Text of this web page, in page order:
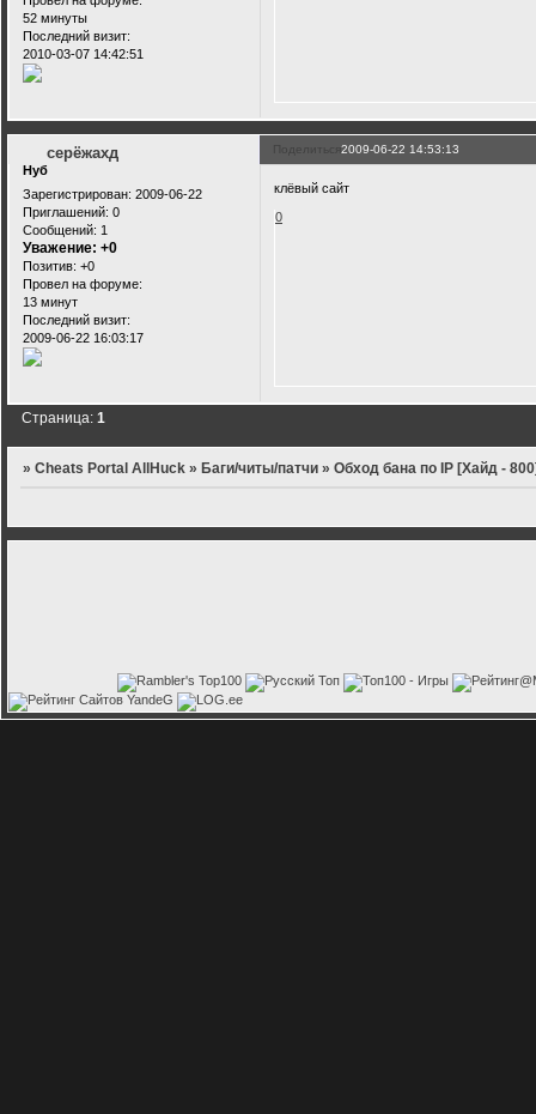
52 минуты
Последний визит:
2010-03-07 14:42:51
Поделиться2009-06-22 14:53:13
серёжахд
Нуб
Зарегистрирован: 2009-06-22
Приглашений: 0
Сообщений: 1
Уважение: +0
Позитив: +0
Провел на форуме:
13 минут
Последний визит:
2009-06-22 16:03:17
клёвый сайт
0
Страница:1
»Cheats Portal AllHuck » Баги/читы/патчи »Обход бана по IP [Хайд -